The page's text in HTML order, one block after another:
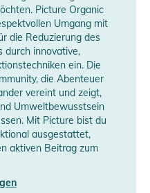
Picture Organic
Umgang mit
die Reduzierung des
durch innovative,
ein. Die
die Abenteuer
vereint und zeigt,
Umweltbewusstsein
Mit Picture bist du
ausgestattet,
aktiven Beitrag zum